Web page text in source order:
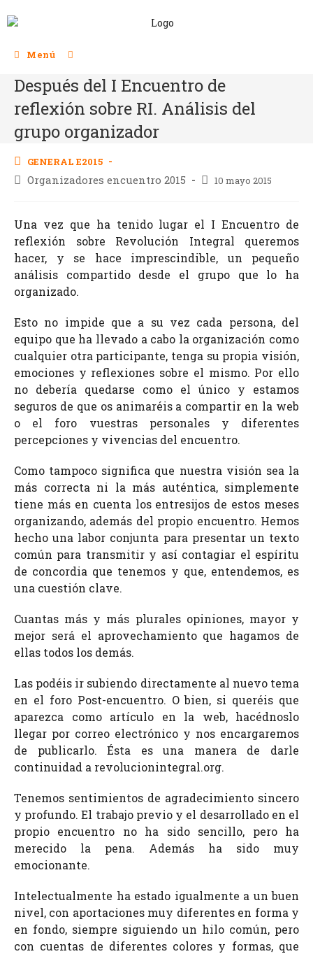
Menú
Después del I Encuentro de
reflexión sobre RI. Análisis del
grupo organizador
GENERAL E2015
Organizadores encuentro 2015 10 mayo 2015
Una vez que ha tenido lugar el I Encuentro de
reflexión sobre Revolución Integral queremos
hacer, y se hace imprescindible, un pequeño
análisis compartido desde el grupo que lo ha
organizado.
Esto no impide que a su vez cada persona, del
equipo que ha llevado a cabo la organización como
cualquier otra participante, tenga su propia visión,
emociones y reflexiones sobre el mismo. Por ello
no debería quedarse como el único y estamos
seguros de que os animaréis a compartir en la web
o el foro vuestras personales y diferentes
percepciones y vivencias del encuentro.
Como tampoco significa que nuestra visión sea la
más correcta ni la más auténtica, simplemente
tiene más en cuenta los entresijos de estos meses
organizando, además del propio encuentro. Hemos
hecho una labor conjunta para presentar un texto
común para transmitir y así contagiar el espíritu
de concordia que tenemos y que, entendemos, es
una cuestión clave.
Cuantas más y más plurales opiniones, mayor y
mejor será el aprovechamiento que hagamos de
ellas todos los demás.
Las podéis ir subiendo directamente al nuevo tema
en el foro Post-encuentro. O bien, si queréis que
aparezca como artículo en la web, hacédnoslo
llegar por correo electrónico y nos encargaremos
de publicarlo. Ésta es una manera de darle
continuidad a revolucionintegral.org.
Tenemos sentimientos de agradecimiento sincero
y profundo. El trabajo previo y el desarrollado en el
propio encuentro no ha sido sencillo, pero ha
merecido la pena. Además ha sido muy
emocionante.
Intelectualmente ha estado igualmente a un buen
nivel, con aportaciones muy diferentes en forma y
en fondo, siempre siguiendo un hilo común, pero
con cuentas de diferentes colores y formas, que